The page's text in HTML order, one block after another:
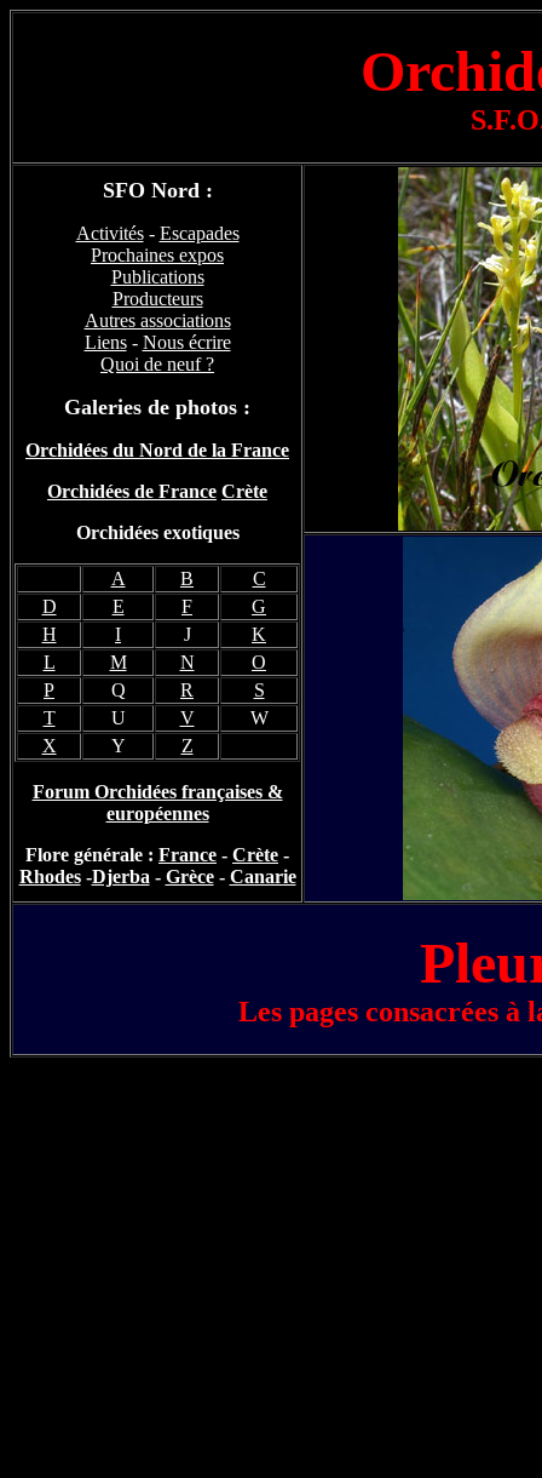
SFO Nord :
Activités- Escapades
Prochaines expos
Publications
Producteurs
Autres associations
Liens- Nous écrire
Quoi de neuf ?
Galeries de photos :
Orchidées du Nord de la France
Orchidées de France Crète
Orchidées exotiques
A B
C
D
E F
G
H
I J
K
L
M N
O
P
Q R
S
T
U V
W
X
Y Z
Forum Orchidées françaises &
européennes
Flore générale : France - Crète -
Rhodes-Djerba - Grèce- Canarie
Les pages consacrées à